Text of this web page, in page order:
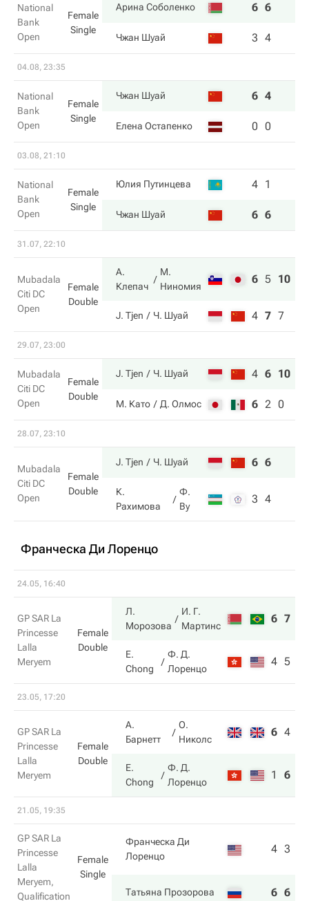
National
Bank
Open
Female
Single
Арина Соболенко 6 6
Чжан Шуай 3 4
04.08, 23:35
National
Bank
Open
Female
Single
Чжан Шуай 6 4
Елена Остапенко 0 0
03.08, 21:10
National
Bank
Open
Female
Single
Юлия Путинцева 4 1
Чжан Шуай 6 6
31.07, 22:10
Mubadala
Citi DC
Open
Female
Double
А.
Клепач
М.
Ниномия
6 5 10
J. Tjen Ч. Шуай 4 7 7
29.07, 23:00
Mubadala
Citi DC
Open
Female
Double
J. Tjen Ч. Шуай 4 6 10
М. Като Д. Олмос 6 2 0
28.07, 23:10
Mubadala
Citi DC
Open
Female
Double
J. Tjen Ч. Шуай 6 6
К.
Рахимова
Ф.
Ву
3 4
Франческа Ди Лоренцо
24.05, 16:40
GP SAR La
Princesse
Lalla
Meryem
Female
Double
Л.
Морозова
И. Г.
Мартинс
6 7
E.
Chong
Ф. Д.
Лоренцо
4 5
23.05, 17:20
GP SAR La
Princesse
Lalla
Meryem
Female
Double
А.
Барнетт
О.
Николс
6 4
E.
Chong
Ф. Д.
Лоренцо
1 6
21.05, 19:35
GP SAR La
Princesse
Lalla
Meryem,
Qualification
Female
Single
Франческа Ди
Лоренцо
4 3
Татьяна Прозорова 6 6